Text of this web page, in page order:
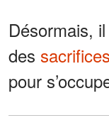
Désormais,
des
pour